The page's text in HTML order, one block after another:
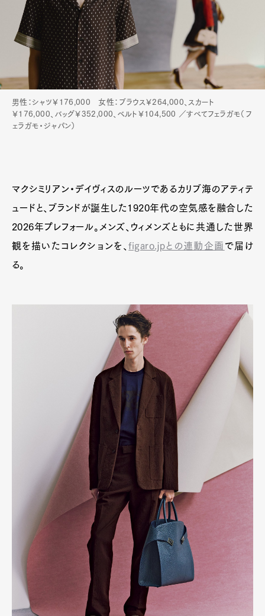
男性：シャツ￥176,000 女性：ブラウス￥264,000、スカート
￥176,000、バッグ￥352,000、ベルト￥104,500 ／すべてフェラガモ（フ
ェラガモ・ジャパン）
マクシミリアン・デイヴィスのルーツであるカリブ海のアティテ
ュードと、ブランドが誕生した1920年代の空気感を融合した
2026年プレフォール。メンズ、ウィメンズともに共通した世界
観を描いたコレクションを、figaro.jpとの連動企画 で届け
る。